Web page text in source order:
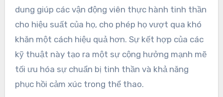
dung giúp các vận động viên thực hành tinh thần
cho hiệu suất của họ, cho phép họ vượt qua khó
khăn một cách hiệu quả hơn. Sự kết hợp của các
kỹ thuật này tạo ra một sự cộng hưởng mạnh mẽ
tối ưu hóa sự chuẩn bị tinh thần và khả năng
phục hồi cảm xúc trong thể thao.